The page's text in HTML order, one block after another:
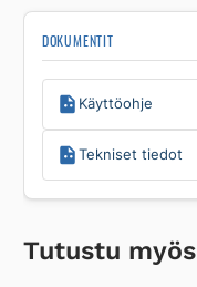
DOKUMENTIT
Käyttöohje
Tekniset tiedot
Tutustu myös